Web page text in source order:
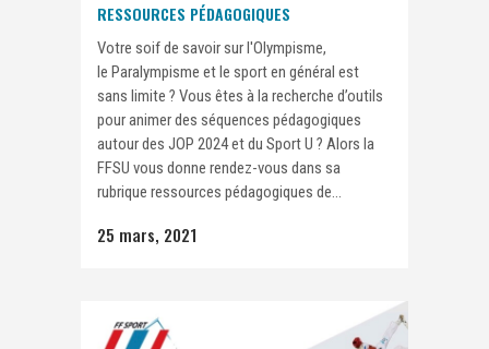
RESSOURCES PÉDAGOGIQUES
Votre soif de savoir sur l'Olympisme,
le Paralympisme et le sport en général est
sans limite ? Vous êtes à la recherche d’outils
pour animer des séquences pédagogiques
autour des JOP 2024 et du Sport U ? Alors la
FFSU vous donne rendez-vous dans sa
rubrique ressources pédagogiques de...
25 mars, 2021